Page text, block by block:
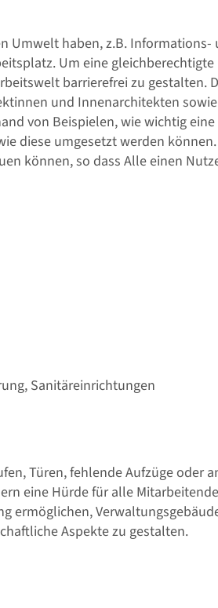
Umwelt haben, z.B. Informations-
Um eine gleichberechtigte
barrierefrei zu gestalten.
und Innenarchitekten sowie
von Beispielen, wie wichtig eine
diese umgesetzt werden können.
können, so dass Alle einen
Sanitäreinrichtungen
Türen, fehlende Aufzüge oder
eine Hürde für alle
ermöglichen,
Aspekte zu gestalten.